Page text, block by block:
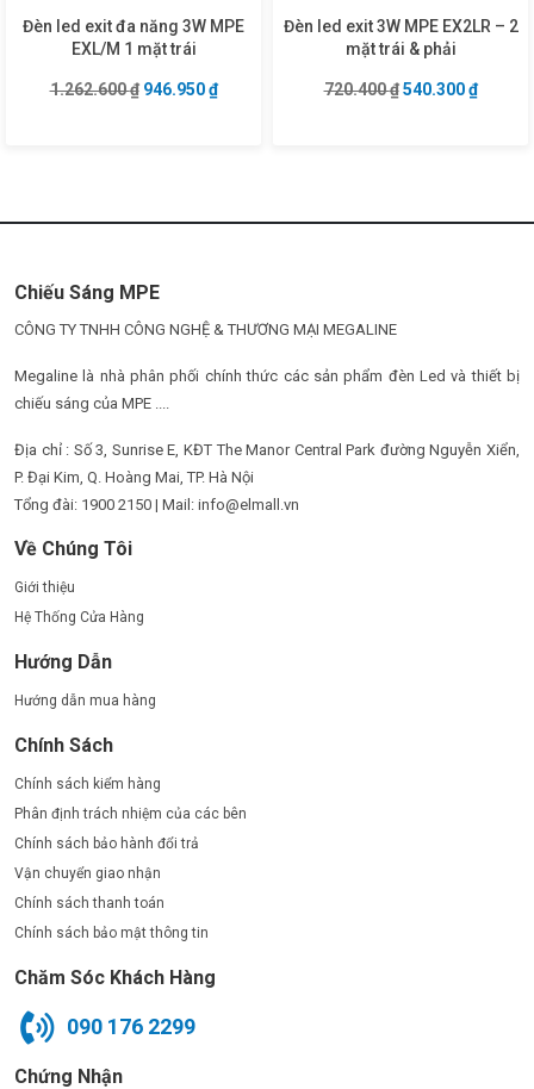
Đèn led exit đa năng 3W MPE
EXL/M 1 mặt trái
1.262.600₫ Giá gốc là: 1.262.600 ₫.
946.950₫Giá hiện tại là: 946.950 ₫.
Đèn led exit 3W MPE EX2LR – 2
mặt trái & phải
720.400₫ Giá gốc là:
540.300₫Giá
Chiếu Sáng MPE
CÔNG TY TNHH CÔNG NGHỆ & THƯƠNG MẠI MEGALINE
Megaline là nhà phân phối chính thức các sản phẩm đèn Led và thiết bị
chiếu sáng của MPE ....
Địa chỉ : Số 3, Sunrise E, KĐT The Manor Central Park đường Nguyễn Xiển,
P. Đại Kim, Q. Hoàng Mai, TP. Hà Nội
Tổng đài: 1900 2150 | Mail: info@elmall.vn
Về Chúng Tôi
Giới thiệu
Hệ Thống Cửa Hàng
Hướng Dẫn
Hướng dẫn mua hàng
Chính Sách
Chính sách kiểm hàng
Phân định trách nhiệm của các bên
Chính sách bảo hành đổi trả
Vận chuyển giao nhận
Chính sách thanh toán
Chính sách bảo mật thông tin
Chăm Sóc Khách Hàng
090 176 2299
Chứng Nhận